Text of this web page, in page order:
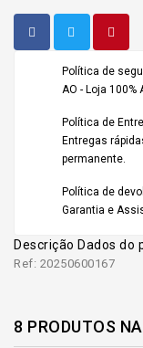
Política de
AO - Loja
Política de
Entregas
permanente.
Política de
Garantia e
Descrição Dados do
Ref: 20250600167
8 PRODUTOS